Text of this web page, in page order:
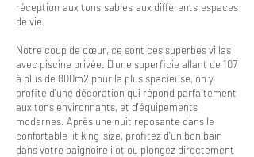
réception aux tons sables aux différents espaces
de vie.
Notre coup de cœur, ce sont ces superbes villas
avec piscine privée. D'une superficie allant de 107
à plus de 800m2 pour la plus spacieuse, on y
profite d'une décoration qui répond parfaitement
aux tons environnants, et d'équipements
modernes. Après une nuit reposante dans le
confortable lit king-size, profitez d'un bon bain
dans votre baignoire ilot ou plongez directement